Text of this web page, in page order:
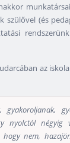
szülővel (és
az
gyakoroljanak,
nyolctól négyig
hogy nem,